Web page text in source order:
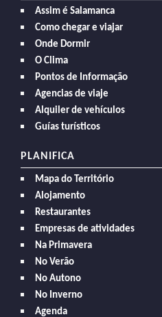
Assim é Salamanca
Como chegar e viajar
Onde Dormir
O Clima
Pontos de Informação
Agencias de viaje
Alquiler de vehículos
Guías turísticos
PLANIFICA
Mapa do Território
Alojamento
Restaurantes
Empresas de atividades
Na Primavera
No Verão
No Autono
No Inverno
Agenda